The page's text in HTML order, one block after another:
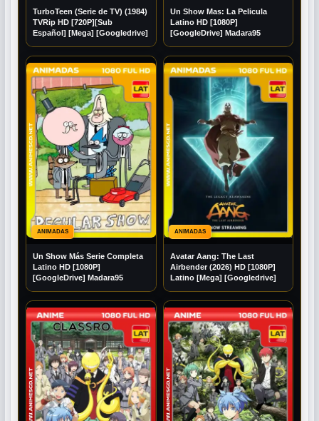
TurboTeen (Serie de TV) (1984)
TVRip HD [720P][Sub
Español] [Mega] [Googledrive]
Un Show Mas: La Pelicula
Latino HD [1080P]
[GoogleDrive] Madara95
ANIMADAS
Un Show Más Serie Completa
Latino HD [1080P]
[GoogleDrive] Madara95
ANIMADAS
Avatar Aang: The Last
Airbender (2026) HD [1080P]
Latino [Mega] [Googledrive]